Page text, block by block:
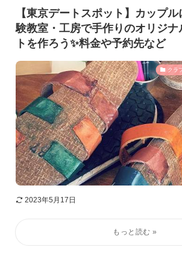
【東京デートスポット】カップ
験教室・工房で手作りのオリジ
トを作ろう✨料金や予約先など
クラ
2023年5月17日